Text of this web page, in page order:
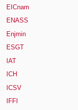
EICnam
ENASS
Enjmin
ESGT
IAT
ICH
ICSV
IFFI